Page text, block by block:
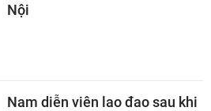
Nội
Nam diễn viên lao đao sau khi